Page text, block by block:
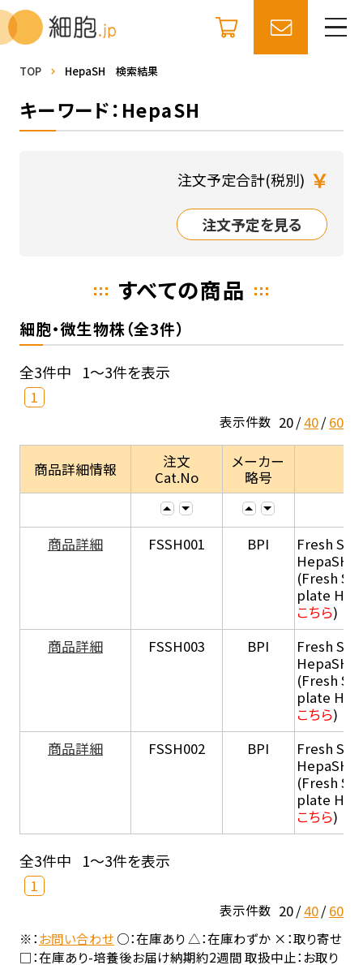
TOP HepaSH 検索結果
キーワード：HepaSH
注文予定合計(税別) ￥
注文予定を見る
すべての商品
細胞・微生物株（全3件）
全3件中 1～3件を表示
1
表示件数 20 40 60
商品詳細情報
注文
Cat.No
メーカー
略号
商品詳細 FSSH001 BPI
Fresh
HepaSH®
(Fresh
plate
こちら)
商品詳細
FSSH003 BPI
Fresh
HepaSH®
(Fresh
plate
こちら)
商品詳細
FSSH002 BPI
Fresh
HepaSH®
(Fresh
plate
こちら)
全3件中 1～3件を表示
1
表示件数 20 40 60
※：お問い合わせ○：在庫あり △：在庫わずか ×：取り寄せ
□：在庫あり-培養後お届け納期約2週間 取扱中止：お取り